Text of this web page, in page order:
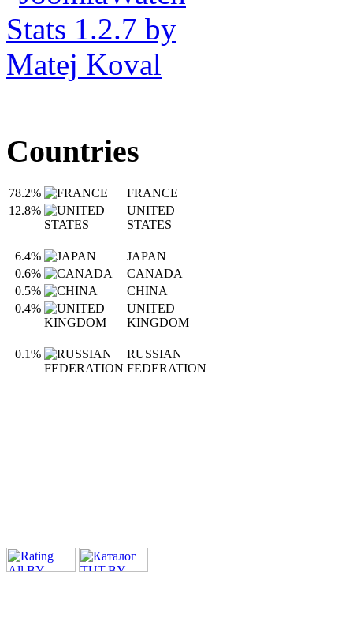
Countries
78.2%
FRANCE
12.8%
UNITED
STATES
6.4%
JAPAN
0.6%
CANADA
0.5%
CHINA
0.4%
UNITED
KINGDOM
0.1%
RUSSIAN
FEDERATION